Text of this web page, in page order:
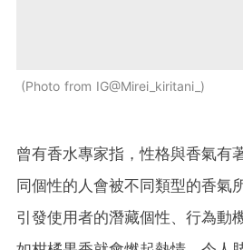
Photo from IG@Mirei_kiritani_
曾有香水專家指，性格與香氣有
同個性的人會被不同類型的香氣
引發使用者的潛藏個性、行為動